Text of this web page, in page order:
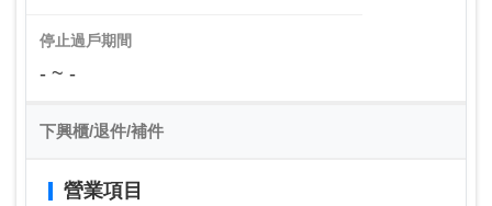
停止過戶期間
- ~ -
下興櫃/退件/補件
營業項目